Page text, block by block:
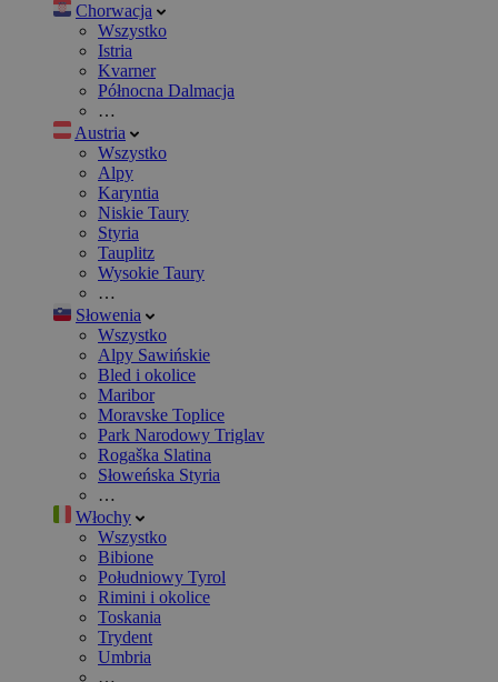
Chorwacja
Wszystko
Istria
Kvarner
Północna Dalmacja
…
Austria
Wszystko
Alpy
Karyntia
Niskie Taury
Styria
Tauplitz
Wysokie Taury
…
Słowenia
Wszystko
Alpy Sawińskie
Bled i okolice
Maribor
Moravske Toplice
Park Narodowy Triglav
Rogaška Slatina
Słoweńska Styria
…
Włochy
Wszystko
Bibione
Południowy Tyrol
Rimini i okolice
Toskania
Trydent
Umbria
…